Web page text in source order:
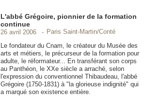
L'abbé Grégoire, pionnier de la formation
continue
26 avril 2006
Paris Saint-Martin/Conté
Le fondateur du Cnam, le créateur du Musée des
arts et métiers, le précurseur de la formation pour
adulte, le réformateur... En transférant son corps
au Panthéon, le XXe siècle a arraché, selon
l'expression du conventionnel Thibaudeau, l'abbé
Grégoire (1750-1831) à "la glorieuse indignité" qui
a marqué son existence entière.